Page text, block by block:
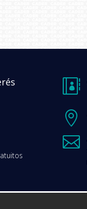


